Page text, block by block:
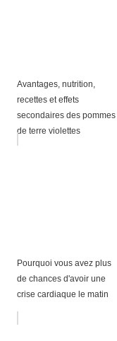
Avantages, nutrition,
recettes et effets
secondaires des pommes
de terre violettes
Pourquoi vous avez plus
de chances d'avoir une
crise cardiaque le matin